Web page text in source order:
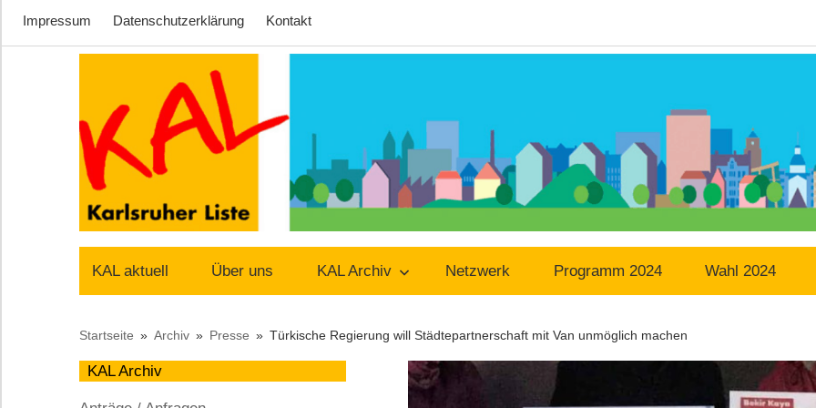
Impressum Datenschutzerklärung Kontakt
Zum
springen
Karlsruher
Liste
–
auf
KAL aktuell Über uns KAL Archiv Netzwerk Programm 2024 Wahl 2024
Startseite Archiv Presse Türkische Regierung will Städtepartnerschaft mit Van unmöglich machen
KAL Archiv